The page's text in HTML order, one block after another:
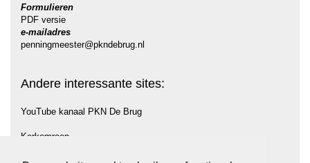
Formulieren
PDF versie
e-mailadres
penningmeester@pkndebrug.nl
Andere interessante sites:
YouTube kanaal PKN De Brug
Kerkomroep